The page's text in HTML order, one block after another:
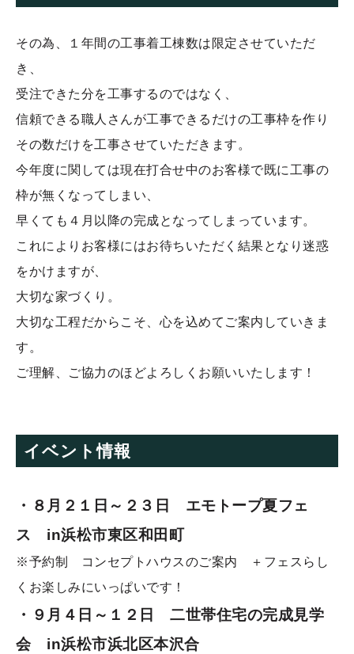
その為、１年間の工事着工棟数は限定させていただ
き、
受注できた分を工事するのではなく、
信頼できる職人さんが工事できるだけの工事枠を作り
その数だけを工事させていただきます。
今年度に関しては現在打合せ中のお客様で既に工事の
枠が無くなってしまい、
早くても４月以降の完成となってしまっています。
これによりお客様にはお待ちいただく結果となり迷惑
をかけますが、
大切な家づくり。
大切な工程だからこそ、心を込めてご案内していきま
す。
ご理解、ご協力のほどよろしくお願いいたします！
イベント情報
・８月２１ 日 ～２３日 エモトープ夏フェ
ス in浜松市東区和田町
※予約制 コンセプトハウスのご案内 ＋フェスらし
くお楽しみにいっぱいです！
・９月４ 日～１２日 二世帯住宅の完成見学
会 in浜松市浜北区本沢合